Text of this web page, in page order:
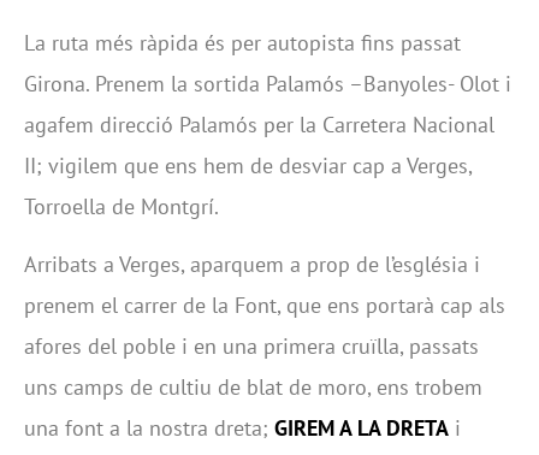
La ruta més ràpida és per autopista fins passat
Girona. Prenem la sortida Palamós –Banyoles- Olot i
agafem direcció Palamós per la Carretera Nacional
II; vigilem que ens hem de desviar cap a Verges,
Torroella de Montgrí.
Arribats a Verges, aparquem a prop de l’església i
prenem el carrer de la Font, que ens portarà cap als
afores del poble i en una primera cruïlla, passats
uns camps de cultiu de blat de moro, ens trobem
una font a la nostra dreta; GIREM A LA DRETA i